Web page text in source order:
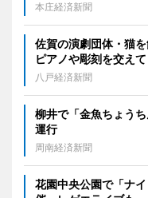
本庄経済新聞
佐賀の演劇団体・猫
ピアノや彫刻を交えて
八戸経済新聞
柳井で「金魚ちょう
運行
周南経済新聞
花園中央公園で「ナ